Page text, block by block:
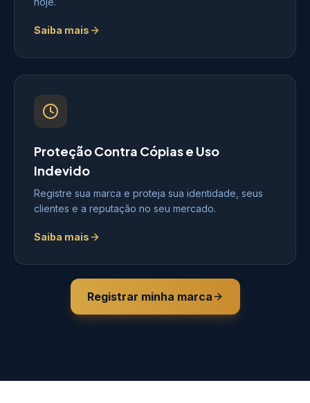
Saiba mais
Proteção Contra Cópias e Uso
Indevido
Registre sua marca e proteja sua identidade, seus
clientes e a reputação no seu mercado.
Saiba mais
Registrar minha marca